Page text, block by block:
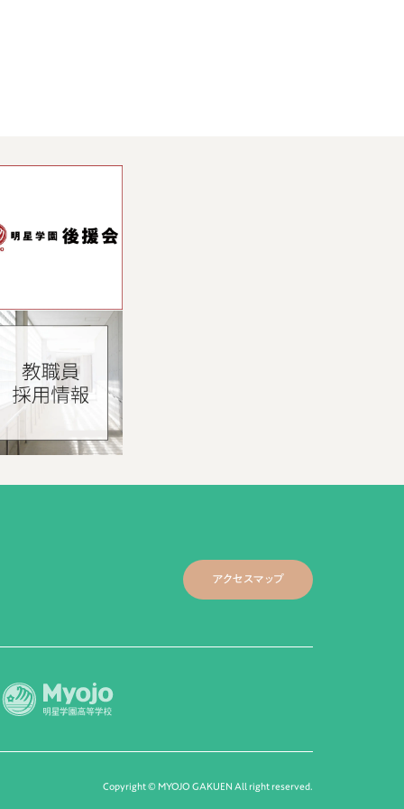
アクセスマップ
Copyright © MYOJO GAKUEN All right reserved.